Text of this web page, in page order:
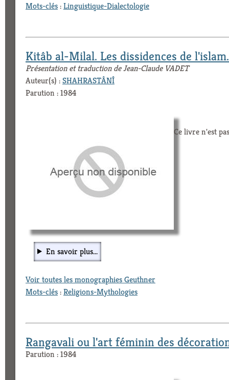
Mots-clés:Linguistique-Dialectologie
Kitâb al-Milal. Les dissidences de l'islam.
Présentation et traduction de Jean-Claude VADET
Auteur(s) :SHAHRASTÂNÎ
Parution : 1984
Ce livre n'est
En savoir plus...
Voir toutes les monographies Geuthner
Mots-clés:Religions-Mythologies
Rangavali ou l'art féminin des
Parution : 1984